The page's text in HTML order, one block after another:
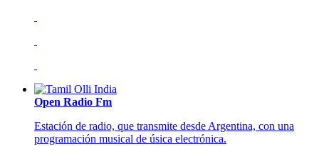
Open Radio Fm
Estación de radio, que transmite desde Argentina, con una
programación musical de úsica electrónica.